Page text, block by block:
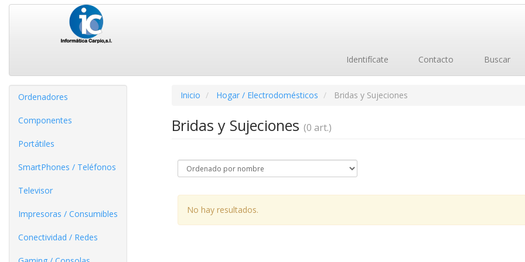
Identifícate Contacto Buscar
Ordenadores
Componentes
Portátiles
SmartPhones / Teléfonos
Televisor
Impresoras / Consumibles
Conectividad / Redes
Inicio Hogar / Electrodomésticos Bridas y Sujeciones
Bridas y Sujeciones (0 art.)
No hay resultados.